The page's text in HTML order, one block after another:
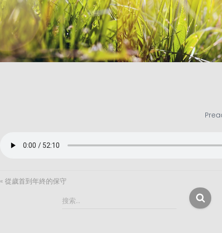
« 從歲首到年終的保守
搜
索
搜索…